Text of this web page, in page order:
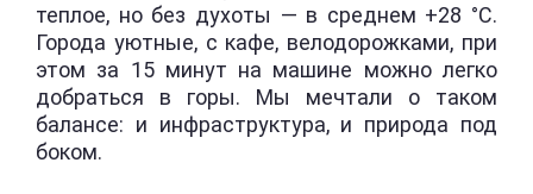
теплое, но без духоты — в среднем +28 °C.
Города уютные, с кафе, велодорожками, при
этом за 15 минут на машине можно легко
добраться в горы. Мы мечтали о таком
балансе: и инфраструктура, и природа под
боком.